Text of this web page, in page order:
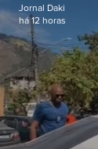
Jornal Daki
há 12 horas